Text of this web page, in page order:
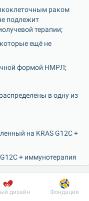
раком
подлежит
терапии;
ещё не
формой НМРЛ;
в одну из
на KRAS G12C +
+ иммунотерапия
к ведущим схемам
предыдущих этапах;
Пациенту
дизайн Фондация